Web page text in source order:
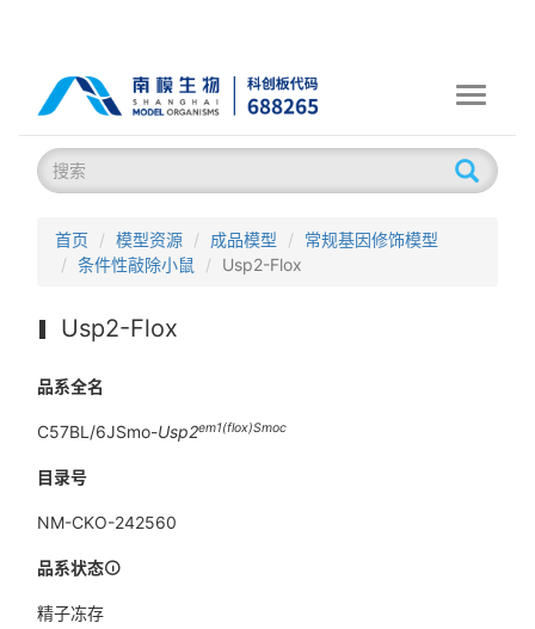
Toggle
首页 模型资源 成品模型
常规基因修饰模型
条件性敲除小鼠
Usp2-Flox
Usp2-Flox
品系全名
C57BL/6JSmo-Usp2em1(flox)Smoc
目录号
NM-CKO-242560
品系状态
精子冻存